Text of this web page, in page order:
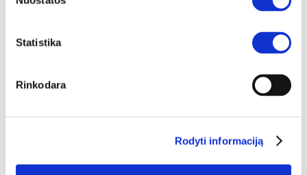
Statistika
Rinkodara
Rodyti informaciją